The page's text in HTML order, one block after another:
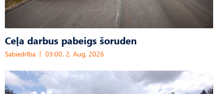
Ceļa darbus pabeigs šoruden
Sabiedrība 03:00, 2. Aug, 2026